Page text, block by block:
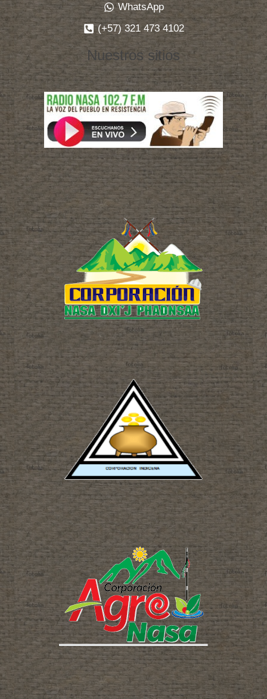
WhatsApp
(+57) 321 473 4102
Nuestros sitios